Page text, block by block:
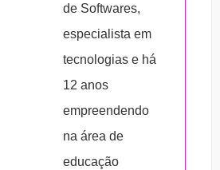
de Softwares,
especialista em
tecnologias e há
12 anos
empreendendo
na área de
educação